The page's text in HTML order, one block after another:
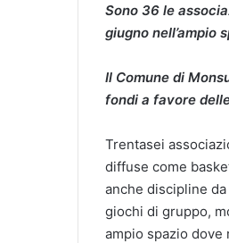
Sono 36 le
giugno nell’ampio
Il Comune di
fondi a favore
Trentasei
diffuse come
anche discipline
giochi di gruppo,
ampio spazio